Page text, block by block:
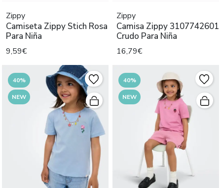
Zippy
Camiseta Zippy Stich Rosa
Para Niña
9,59€
Zippy
Camisa Zippy 3107742601
Crudo Para Niña
16,79€
40%
NEW
40%
NEW